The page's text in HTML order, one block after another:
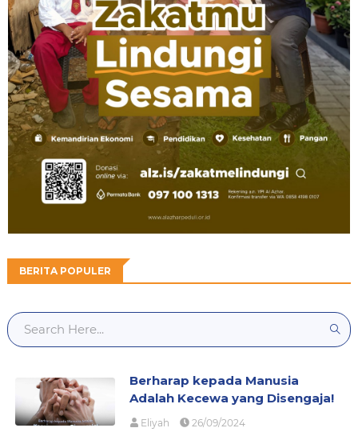
BERITA POPULER
Berharap kepada Manusia
Adalah Kecewa yang Disengaja!
Eliyah 26/09/2024